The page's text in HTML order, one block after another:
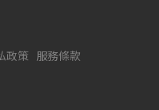
政策 服務條款